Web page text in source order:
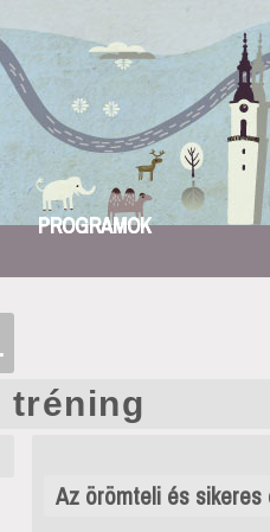
PROGRAMOK
tréning
Az örömteli és